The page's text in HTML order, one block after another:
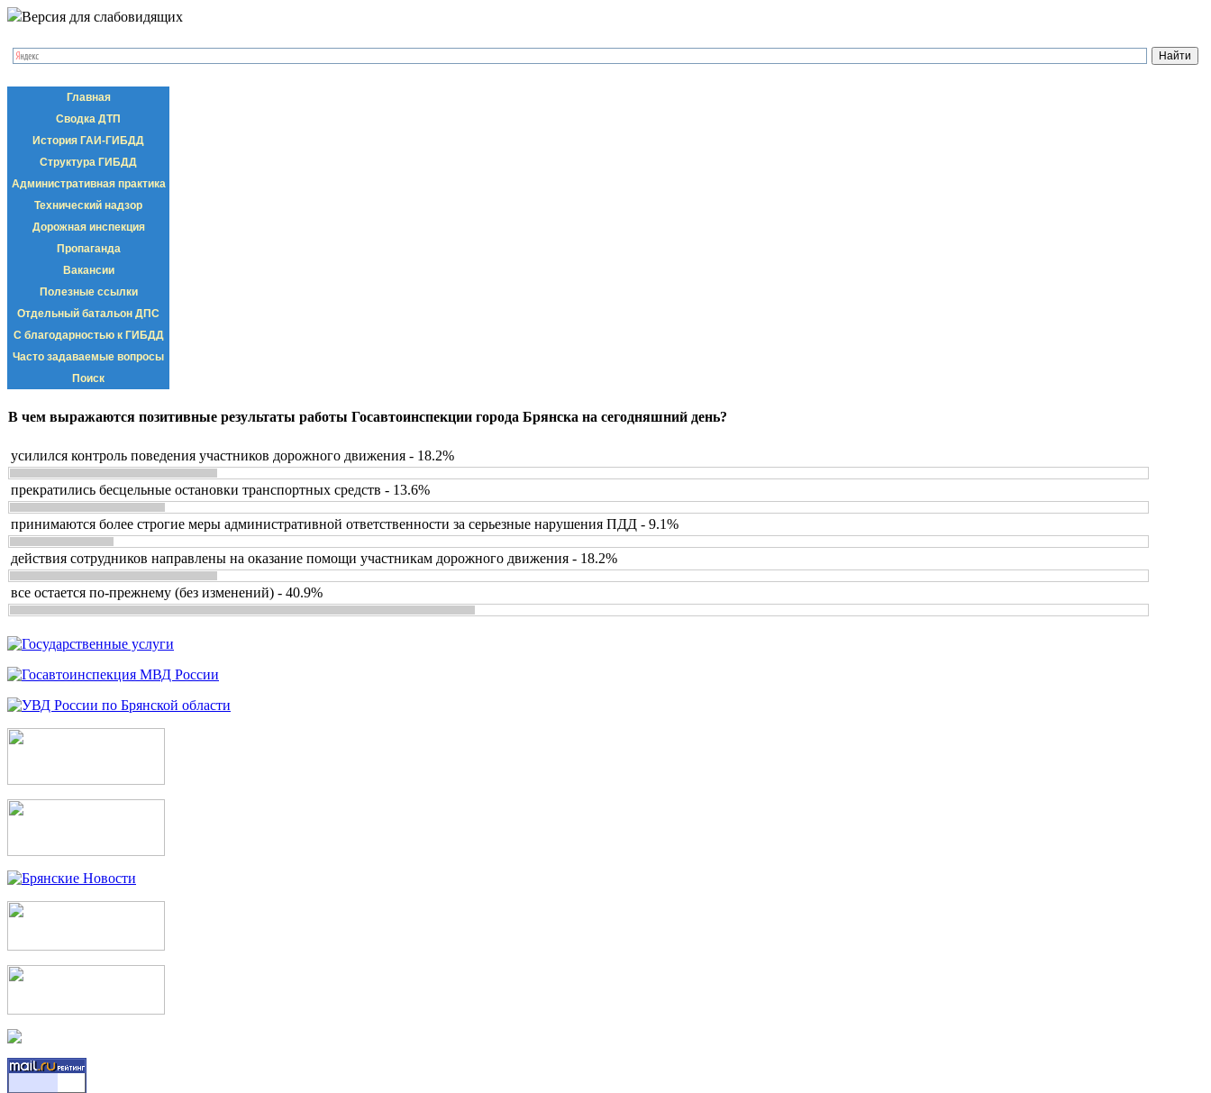
Версия для слабовидящих
Главная
Сводка ДТП
История ГАИ-ГИБДД
Структура ГИБДД
Административная практика
Технический надзор
Дорожная инспекция
Пропаганда
Вакансии
Полезные ссылки
Отдельный батальон ДПС
С благодарностью к ГИБДД
Часто задаваемые вопросы
Поиск
В чем выражаются позитивные результаты работы Госавтоинспекции города Брянска на сегодняшний день?
усилился контроль поведения участников дорожного движения - 18.2%
прекратились бесцельные остановки транспортных средств - 13.6%
принимаются более строгие меры административной ответственности за серьезные нарушения ПДД - 9.1%
действия сотрудников направлены на оказание помощи участникам дорожного движения - 18.2%
все остается по-прежнему (без изменений) - 40.9%